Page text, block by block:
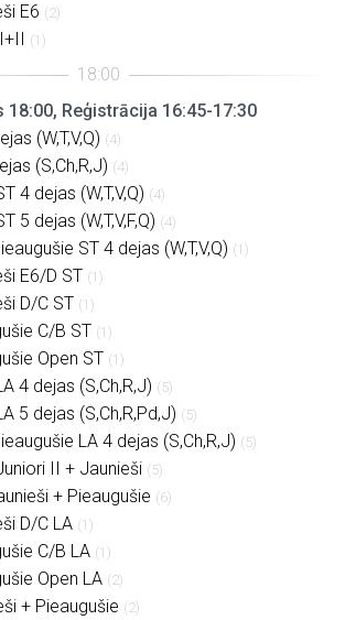
E6 (2)
(1)
18:00, Reģistrācija 16:45-17:30
(W,T,V,Q) (4)
(S,Ch,R,J) (4)
4 dejas (W,T,V,Q) (4)
5 dejas (W,T,V,F,Q) (4)
ST 4 dejas (W,T,V,Q) (1)
E6/D ST (1)
D/C ST (1)
C/B ST (1)
Open ST (1)
4 dejas (S,Ch,R,J) (5)
5 dejas (S,Ch,R,Pd,J) (5)
LA 4 dejas (S,Ch,R,J) (5)
II + Jaunieši (5)
+ Pieaugušie (6)
D/C LA (1)
C/B LA (1)
Open LA (2)
+ Pieaugušie (2)